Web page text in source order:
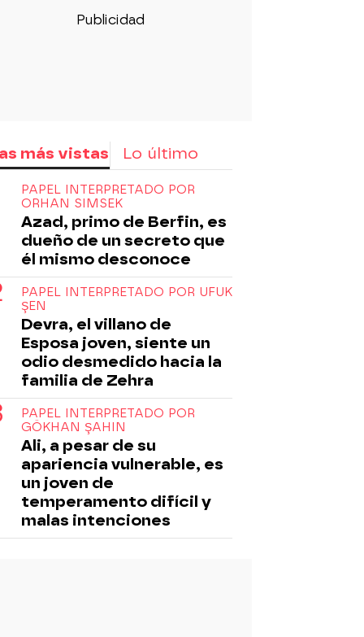
más vistas Lo último
PAPEL INTERPRETADO POR
ORHAN SIMSEK
Azad, primo de Berfin, es
dueño de un secreto que
él mismo desconoce
PAPEL INTERPRETADO POR UFUK
ŞEN
Devra, el villano de
Esposa joven, siente un
odio desmedido hacia la
familia de Zehra
PAPEL INTERPRETADO POR
GÖKHAN ŞAHIN
Ali, a pesar de su
apariencia vulnerable, es
un joven de
temperamento difícil y
malas intenciones